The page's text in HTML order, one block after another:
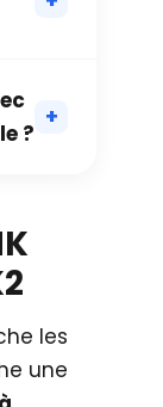
?
les
une